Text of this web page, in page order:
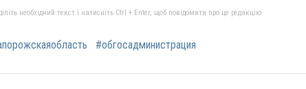
необхідний текст і натисніть Ctrl + Enter, щоб повідомити про це редакцію
#обгосадминистрация